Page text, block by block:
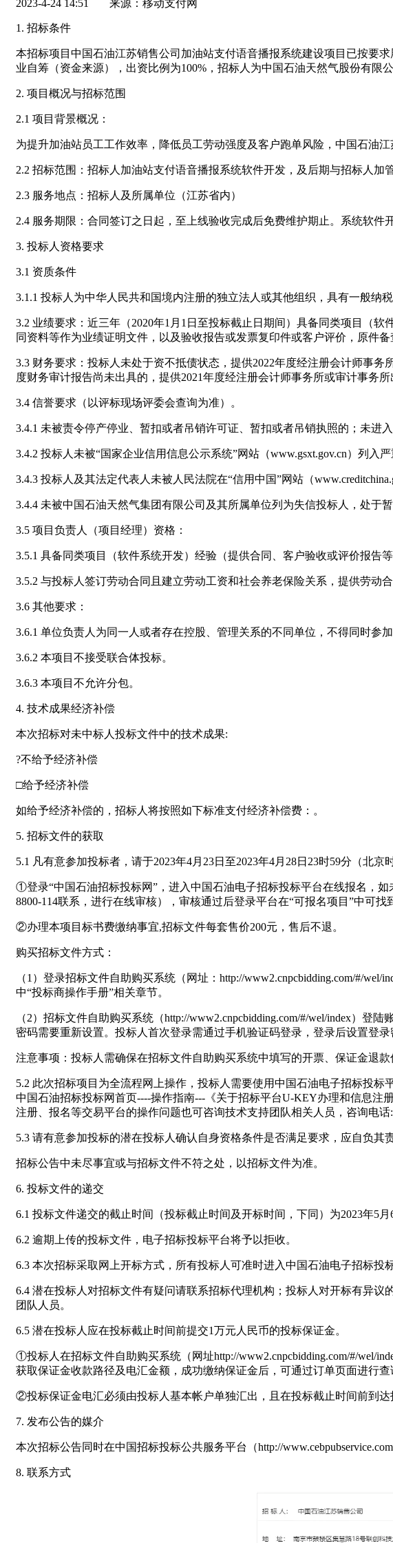
2023-4-24 14:51 来源：移动支付网
1. 招标条件
本招标项目中国石油江苏销售公司加油站支付语音播报系统建设项目已按要
业自筹（资金来源），出资比例为100%，招标人为中国石油天然气股份有限
2. 项目概况与招标范围
2.1 项目背景概况：
为提升加油站员工工作效率，降低员工劳动强度及客户跑单风险，中国石油
2.2 招标范围：招标人加油站支付语音播报系统软件开发，及后期与招标人加
2.3 服务地点：招标人及所属单位（江苏省内）
2.4 服务期限：合同签订之日起，至上线验收完成后免费维护期止。系统软件
3. 投标人资格要求
3.1 资质条件
3.1.1 投标人为中华人民共和国境内注册的独立法人或其他组织，具有一般纳
3.2 业绩要求：近三年（2020年1月1日至投标截止日期间）具备同类项目（
同资料等作为业绩证明文件，以及验收报告或发票复印件或客户评价，原件备
3.3 财务要求：投标人未处于资不抵债状态，提供2022年度经注册会计师事
度财务审计报告尚未出具的，提供2021年度经注册会计师事务所或审计事务
3.4 信誉要求（以评标现场评委会查询为准）。
3.4.1 未被责令停产停业、暂扣或者吊销许可证、暂扣或者吊销执照的；未进
3.4.2 投标人未被“国家企业信用信息公示系统”网站（www.gsxt.gov.cn）列入
3.4.3 投标人及其法定代表人未被人民法院在“信用中国”网站（
3.4.4 未被中国石油天然气集团有限公司及其所属单位列为失信投标人，处于
3.5 项目负责人（项目经理）资格：
3.5.1 具备同类项目（软件系统开发）经验（提供合同、客户验收或评价报告等
3.5.2 与投标人签订劳动合同且建立劳动工资和社会养老保险关系，提供劳动
3.6 其他要求：
3.6.1 单位负责人为同一人或者存在控股、管理关系的不同单位，不得同时参加
3.6.2 本项目不接受联合体投标。
3.6.3 本项目不允许分包。
4. 技术成果经济补偿
本次招标对未中标人投标文件中的技术成果:
?不给予经济补偿
□给予经济补偿
如给予经济补偿的，招标人将按照如下标准支付经济补偿费：。
5. 招标文件的获取
5.1 凡有意参加投标者，请于2023年4月23日至2023年4月28日23时59分（北
①登录“中国石油招标投标网”，进入中国石油电子招标投标平台在线报名，
8800-114联系，进行在线审核），审核通过后登录平台在“可报名项目”中可找
②办理本项目标书费缴纳事宜,招标文件每套售价200元，售后不退。
购买招标文件方式：
（1）登录招标文件自助购买系统（网址：http://www2.cnpcbidding.com/#/
中“投标商操作手册”相关章节。
（2）招标文件自助购买系统（http://www2.cnpcbidding.com/#/wel/index）登陆
密码需要重新设置。投标人首次登录需通过手机验证码登录，登录后设置登
注意事项：投标人需确保在招标文件自助购买系统中填写的开票、保证金退
5.2 此次招标项目为全流程网上操作，投标人需要使用中国石油电子招标投
中国石油招标投标网首页----操作指南---《关于招标平台U-KEY办理和信息注
注册、报名等交易平台的操作问题也可咨询技术支持团队相关人员，咨询电话
5.3 请有意参加投标的潜在投标人确认自身资格条件是否满足要求，应自负其责
招标公告中未尽事宜或与招标文件不符之处，以招标文件为准。
6. 投标文件的递交
6.1 投标文件递交的截止时间（投标截止时间及开标时间，下同）为2023年5
6.2 逾期上传的投标文件，电子招标投标平台将予以拒收。
6.3 本次招标采取网上开标方式，所有投标人可准时进入中国石油电子招标投
6.4 潜在投标人对招标文件有疑问请联系招标代理机构；投标人对开标有异
团队人员。
6.5 潜在投标人应在投标截止时间前提交1万元人民币的投标保证金。
①投标人在招标文件自助购买系统（网址http://www2.cnpcbidding.com/#/wel/
获取保证金收款路径及电汇金额，成功缴纳保证金后，可通过订单页面进
②投标保证金电汇必须由投标人基本帐户单独汇出，且在投标截止时间前到
7. 发布公告的媒介
本次招标公告同时在中国招标投标公共服务平台（http://
8. 联系方式